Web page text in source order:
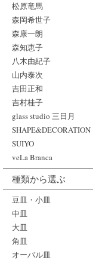
松原竜馬
森岡希世子
森康一朗
森知恵子
八木由紀子
山内泰次
吉田正和
吉村桂子
glass studio 三日月
SHAPE&DECORATION
SUIYO
veLa Branca
種類から選ぶ
豆皿・小皿
中皿
大皿
角皿
オーバル皿